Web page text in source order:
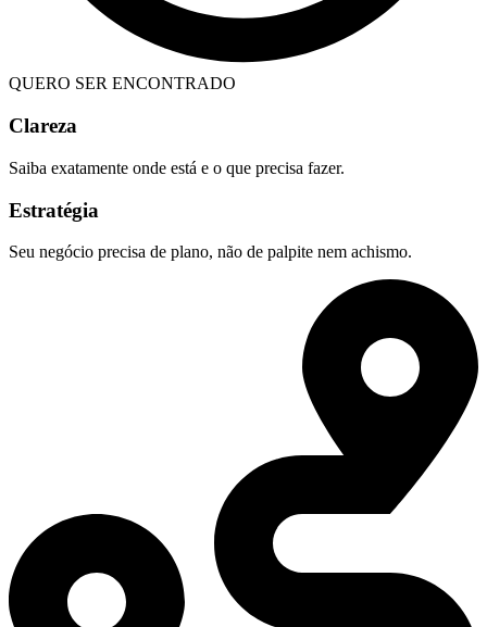
QUERO SER ENCONTRADO
Clareza
Saiba exatamente onde está e o que precisa fazer.
Estratégia
Seu negócio precisa de plano, não de palpite nem achismo.